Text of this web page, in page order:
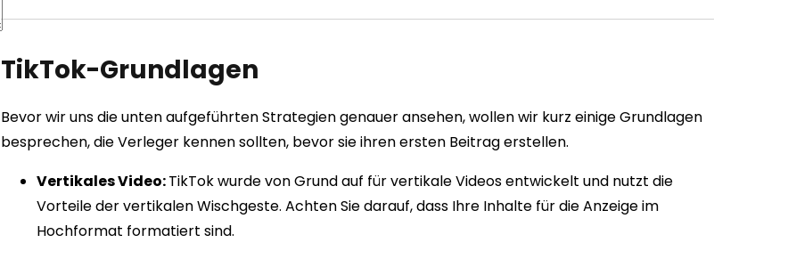
TikTok-Grundlagen
Bevor wir uns die unten aufgeführten Strategien genauer ansehen, wollen wir kurz einige Grundlagen
besprechen, die Verleger kennen sollten, bevor sie ihren ersten Beitrag erstellen.
Vertikales Video:TikTok wurde von Grund auf für vertikale Videos entwickelt und nutzt die
Vorteile der vertikalen Wischgeste. Achten Sie darauf, dass Ihre Inhalte für die Anzeige im
Hochformat formatiert sind.